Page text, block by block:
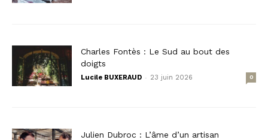
Charles Fontès : Le Sud au bout des
doigts
Lucile BUXERAUD - 23 juin 2026 0
Julien Dubroc : L’âme d’un artisan